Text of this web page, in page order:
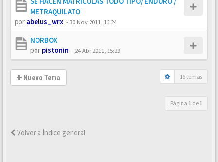
METRAQUILATO
por abelus_wrx -30 Nov 2011, 12:24
NORBOX
por pistonin - 24 Abr 2011, 15:29
Nuevo Tema 16 temas
Página 1 de 1
Volver a Índice general